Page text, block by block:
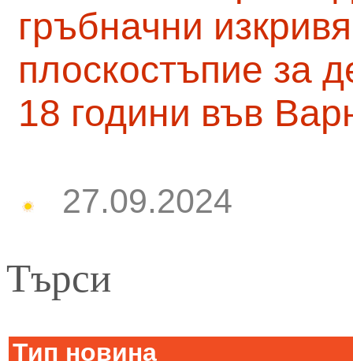
гръбначни
плоскостъпие за
18 години във
27.09.2024
Търси
Тип новина